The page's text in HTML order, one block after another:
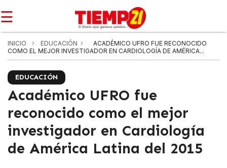
☰
INICIO EDUCACIÓN
ACADÉMICO UFRO FUE RECONOCIDO
COMO EL MEJOR INVESTIGADOR EN CARDIOLOGÍA DE AMÉRICA...
EDUCACIÓN
Académico UFRO fue
reconocido como el mejor
investigador en Cardiología
de América Latina del 2015